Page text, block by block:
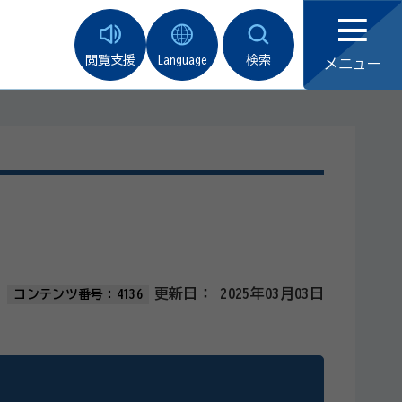
メニュー
検索
閲覧支援 Language
コンテンツ番号：4136 更新日： 2025年03月03日